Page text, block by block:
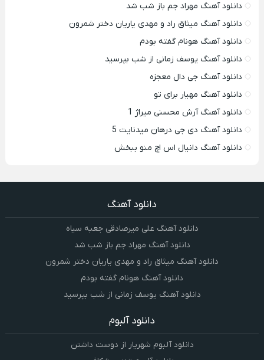
دانلود آهنگ مهراد جم باز شب شد
دانلود آهنگ میثاق راد و مهدی یاریان دختر شمرون
دانلود آهنگ هونام گفته بودم
دانلود آهنگ یوسف زمانی از شب بپرسید
دانلود آهنگ جی دال معجزه
دانلود آهنگ مهیار برای تو
دانلود آهنگ آرش محسنی میراژ 1
دانلود آهنگ دی جی درهان میدنایت 5
دانلود آهنگ دانیال اس اچ منو ببخش
دانلود آهنگ
دانلود آهنگ علی میرصادقی جعبه سیاه
دانلود آهنگ مهراد جم باز شب شد
دانلود آهنگ میثاق راد و مهدی یاریان دختر شمرون
دانلود آهنگ هونام گفته بودم
دانلود آهنگ یوسف زمانی از شب بپرسید
دانلود آلبوم
دانلود آلبوم شهریار از دوست داشتن